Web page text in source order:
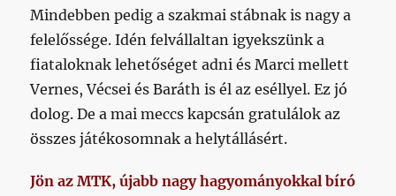
Mindebben pedig a szakmai stábnak is nagy a
felelőssége. Idén felvállaltan igyekszünk a
fiataloknak lehetőséget adni és Marci mellett
Vernes, Vécsei és Baráth is él az eséllyel. Ez jó
dolog. De a mai meccs kapcsán gratulálok az
összes játékosomnak a helytállásért.
Jön az MTK, újabb nagy hagyományokkal bíró